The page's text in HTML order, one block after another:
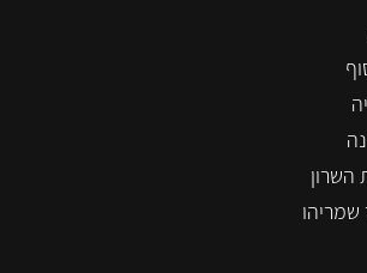
השרון
שמריהו